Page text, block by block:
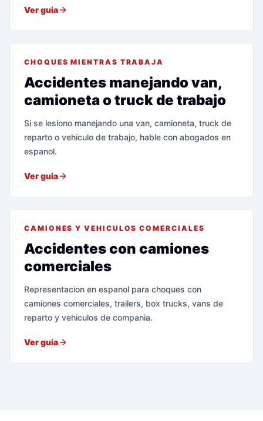
Ver guia
CHOQUES MIENTRAS TRABAJA
Accidentes manejando van,
camioneta o truck de trabajo
Si se lesiono manejando una van, camioneta, truck de
reparto o vehiculo de trabajo, hable con abogados en
espanol.
Ver guia
CAMIONES Y VEHICULOS COMERCIALES
Accidentes con camiones
comerciales
Representacion en espanol para choques con
camiones comerciales, trailers, box trucks, vans de
reparto y vehiculos de compania.
Ver guia